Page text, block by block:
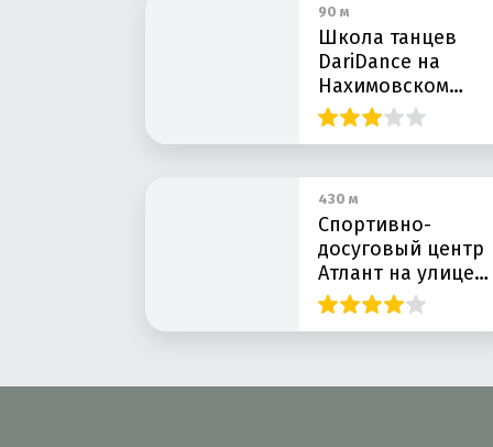
90 м
Школа танцев
DariDance на
Нахимовском
проспекте
430 м
Спортивно-
досуговый центр
Атлант на улице
Архитектора
Власова